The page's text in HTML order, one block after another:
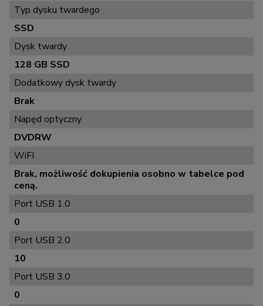
Typ dysku twardego
SSD
Dysk twardy
128 GB SSD
Dodatkowy dysk twardy
Brak
Napęd optyczny
DVDRW
WiFI
Brak, możliwość dokupienia osobno w tabelce pod
ceną.
Port USB 1.0
0
Port USB 2.0
10
Port USB 3.0
0